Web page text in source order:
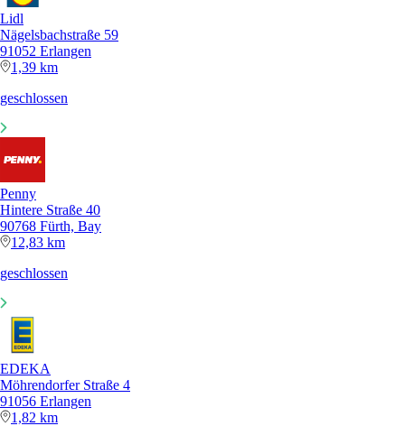
Lidl
Nägelsbachstraße 59
91052 Erlangen
1,39 km
geschlossen
Penny
Hintere Straße 40
90768 Fürth, Bay
12,83 km
geschlossen
EDEKA
Möhrendorfer Straße 4
91056 Erlangen
1,82 km